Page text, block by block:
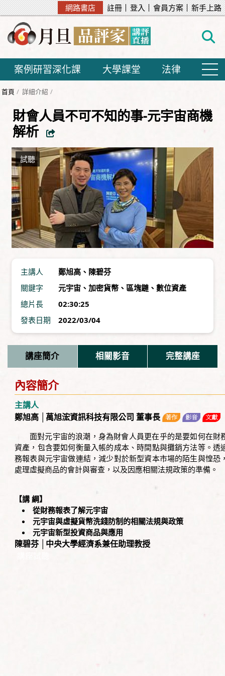
網路書店 註冊 登入 會員方案 新手上路
案例研習深化課 大學課堂 法律
首頁 詳細介紹
財會人員不可不知的事-元宇宙商機
解析
主講人 鄭旭高 、 陳碧芬
關鍵字
元宇宙 、 加密貨幣 、 區塊鏈 、 數位資產
總片長
02:30:25
發表日期
2022/03/04
講座簡介 相關影音 完整講座
內容簡介
主講人
鄭旭高 │萬旭浤資訊科技有限公司 董事長
面對元宇宙的浪潮，身為財會人員更在乎的是要如何在財
資產，包含要如何衡量入帳的成本、時間點與攤銷方法等。透
務報表與元宇宙做連結，減少對於新型資本市場的陌生與惶恐
處理虛擬商品的會計與審查，以及因應相關法規政策的準備。
【講 綱】
從財務報表了解元宇宙
元宇宙與虛擬貨幣洗錢防制的相關法規與政策
元宇宙新型投資商品與應用
陳碧芬 │中央大學經濟系兼任助理教授